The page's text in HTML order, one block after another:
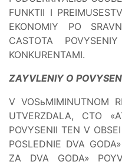
FUNKTII I
EKONOMIY PO
CASTOTA
KONKURENTAMI.
ZAYVLENIY O
V VOSьMIMINUTNOM
UTVERZDALA, CTO
POVYSENII TEN V
POSLEDNIE DVA
ZA DVA GODA»